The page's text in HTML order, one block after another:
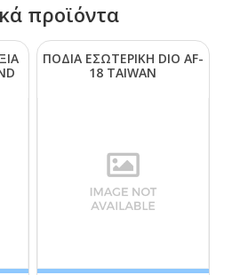
προϊόντα
ΠΟΔΙΑ ΕΣΩΤΕΡΙΚΗ DΙΟ ΑF-
18 ΤΑΙWΑΝ